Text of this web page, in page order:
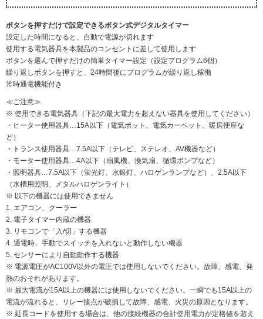
ボタンを押すだけで設定できるボタン式デジタルタイマー
設定した時間になると、自動で電源が切れます
使用する電気器具を本製品のコンセントに差して使用します
ボタンを選んで押すだけの簡単タイマー設定（設定プログラム6個）
繰り返しボタンを押すと、24時間後にプログラムが繰り返し稼働
常時通電機能付き
≪ご注意≫
※ 使用できる電気器具（下記の最大電力を超えない器具を使用してください）
・ヒーター使用器具…15A以下（電気ポット、電気カーペット、暖房便座な
ど）
・トランス使用器具…7.5A以下（テレビ、ステレオ、AV機器など）
・モーター使用器具…4A以下（扇風機、換気扇、循環ポンプなど）
・照明器具…7.5A以下（蛍光灯、水銀灯、ハロゲンランプなど）、2.5A以下
（水槽用照明、メタルハロゲンライト）
※ 以下の機器には使用できません
1. エアコン、クーラー
2. 電子タイマー内蔵の機器
3. リモコンで「入/切」する機器
4. 通電時、手動でスイッチを入れないと動作しない機器
5. センサーにより自動動作する機器
※ 電源電圧がAC100V以外の電圧では使用しないでください。故障、感電、発
熱のおそれがあります。
※ 最大電流が15A以上の機器には使用しないでください。一瞬でも15A以上の
電流が流れると、リレー接点が破損して故障、感電、火災の原因となります。
※ 延長コードを使用する場合は、他の接続機器の合計使用電力が定格値を超え